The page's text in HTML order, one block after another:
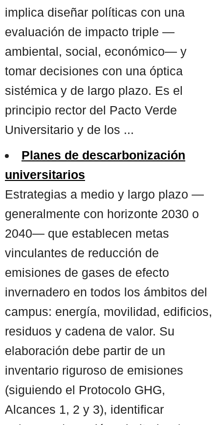
implica diseñar políticas con una
evaluación de impacto triple —
ambiental, social, económico— y
tomar decisiones con una óptica
sistémica y de largo plazo. Es el
principio rector del Pacto Verde
Universitario y de los ...
Planes de descarbonización
universitarios
Estrategias a medio y largo plazo —
generalmente con horizonte 2030 o
2040— que establecen metas
vinculantes de reducción de
emisiones de gases de efecto
invernadero en todos los ámbitos del
campus: energía, movilidad, edificios,
residuos y cadena de valor. Su
elaboración debe partir de un
inventario riguroso de emisiones
(siguiendo el Protocolo GHG,
Alcances 1, 2 y 3), identificar